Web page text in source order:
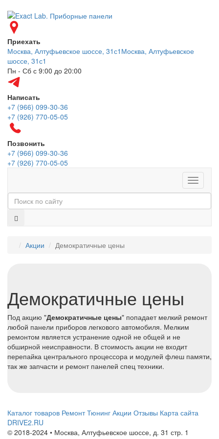
Приехать
Москва, Алтуфьевское шоссе, 31с1 Москва, Алтуфьевское
шоссе, 31с1
Пн - Сб с 9:00 до 20:00
Написать
+7 (966) 099-30-36
+7 (926) 770-05-05
Позвонить
+7 (966) 099-30-36
+7 (926) 770-05-05
Меню
Акции Демократичные цены
Демократичные цены
Под акцию "Демократичные цены" попадает мелкий ремонт
любой панели приборов легкового автомобиля. Мелким
ремонтом является устранение одной не общей и не
обширной неисправности. В стоимость акции не входит
перепайка центрального процессора и модулей флеш памяти,
так же запчасти и ремонт панелей спец техники.
Каталог товаров Ремонт Тюнинг Акции Отзывы Карта сайта
DRIVE2.RU
© 2018-2024 • Москва, Алтуфьевское шоссе, д. 31 стр. 1